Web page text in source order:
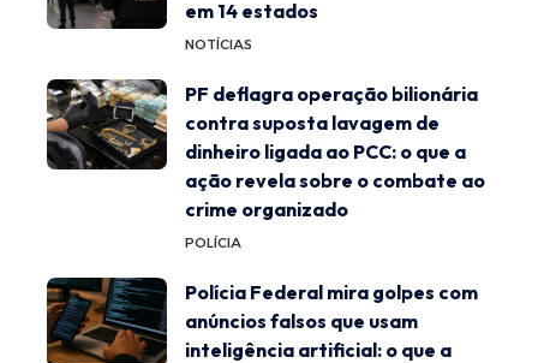
em 14 estados
NOTÍCIAS
PF deflagra operação bilionária
contra suposta lavagem de
dinheiro ligada ao PCC: o que a
ação revela sobre o combate ao
crime organizado
POLÍCIA
Polícia Federal mira golpes com
anúncios falsos que usam
inteligência artificial: o que a